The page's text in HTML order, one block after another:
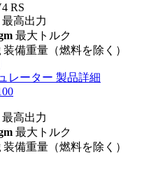
RS
最高出力
最大トルク
装備重量（燃料を除く）
レーター 製品詳細
最高出力
最大トルク
装備重量（燃料を除く）